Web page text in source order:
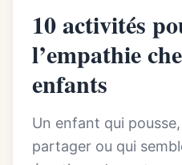
10 activités
l’empathie
enfants
Un enfant qui
partager ou qui